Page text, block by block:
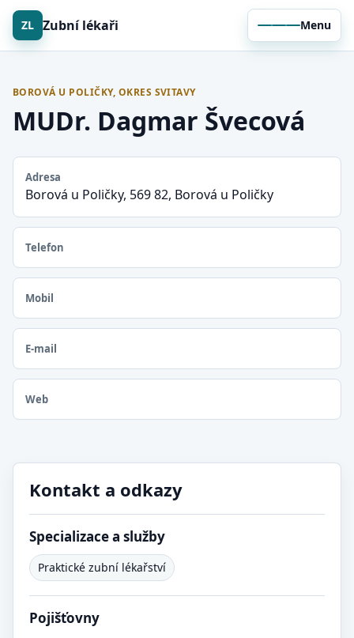
ZL Zubní lékaři Menu
BOROVÁ U POLIČKY, OKRES SVITAVY
MUDr. Dagmar Švecová
Adresa
Borová u Poličky, 569 82, Borová u Poličky
Telefon
Mobil
E-mail
Web
Kontakt a odkazy
Specializace a služby
Praktické zubní lékařství
Pojišťovny